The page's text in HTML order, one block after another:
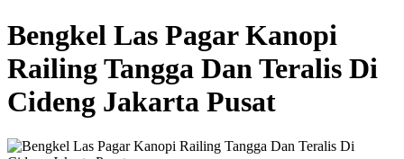
Bengkel Las Pagar Kanopi
Railing Tangga Dan Teralis Di
Cideng Jakarta Pusat